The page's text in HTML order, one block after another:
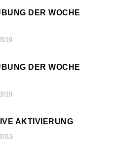
DER WOCHE (
DER WOCHE (
AKTIVIERUNG